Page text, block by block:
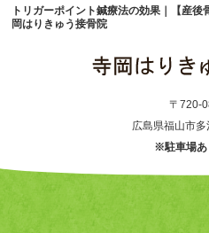
トリガーポイント鍼療法の効果｜【産
岡はりきゅう接骨院
〒720-
広島県福山市
※駐車場あ
初めての方へ